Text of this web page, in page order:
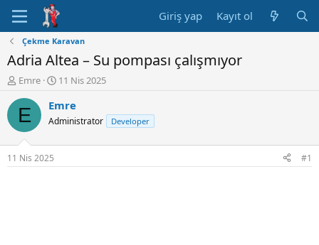
Giriş yap Kayıt ol
Çekme Karavan
Adria Altea – Su pompası çalışmıyor
K
n
u
y
u
B
a
Emre
B
ş
l
n
ı
11 Nis 2025
E Emre
Administrator Developer
11 Nis 2025 #1